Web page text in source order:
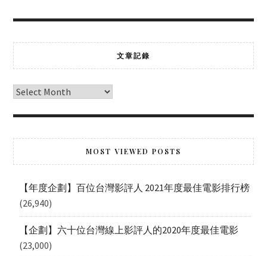
文章記錄
MOST VIEWED POSTS
【年度企劃】百位台灣影評人 2021年度最佳電影排行榜
(26,940)
【企劃】六十位台灣線上影評人的2020年度最佳電影
(23,000)